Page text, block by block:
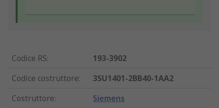
Codice RS:
193-3902
Codice costruttore:
3SU1401-2BB40-1AA2
Costruttore: Siemens